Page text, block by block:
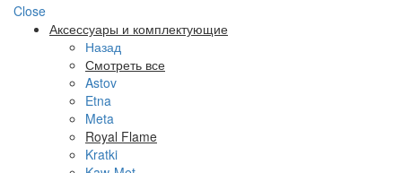
Close
Аксессуары и комплектующие
Назад
Смотреть все
Astov
Etna
Meta
Royal Flame
Kratki